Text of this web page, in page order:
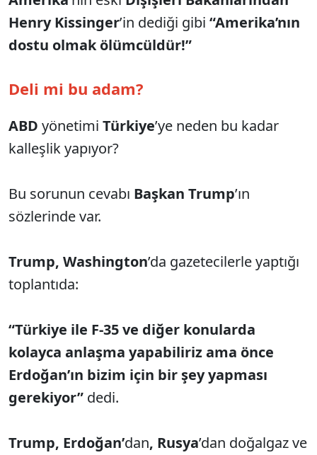
Henry Kissinger’in dediği gibi “Amerika’nın
dostu olmak ölümcüldür!”
Deli mi bu adam?
ABD yönetimi Türkiye’ye neden bu kadar
kalleşlik yapıyor?
Bu sorunun cevabı Başkan Trump’ın
sözlerinde var.
Trump, Washington’da gazetecilerle yaptığı
toplantıda:
“Türkiye ile F-35 ve diğer konularda
kolayca anlaşma yapabiliriz ama önce
Erdoğan’ın bizim için bir şey yapması
gerekiyor” dedi.
Trump, Erdoğan’dan, Rusya’dan doğalgaz ve